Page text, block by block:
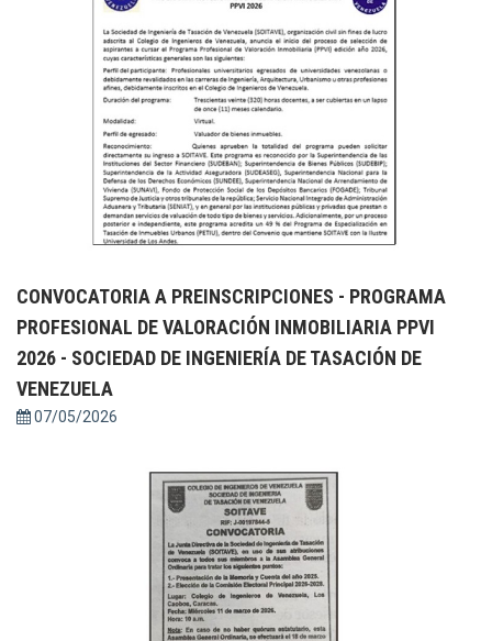
CONVOCATORIA A PREINSCRIPCIONES - PROGRAMA
PROFESIONAL DE VALORACIÓN INMOBILIARIA PPVI
2026 - SOCIEDAD DE INGENIERÍA DE TASACIÓN DE
VENEZUELA
07/05/2026